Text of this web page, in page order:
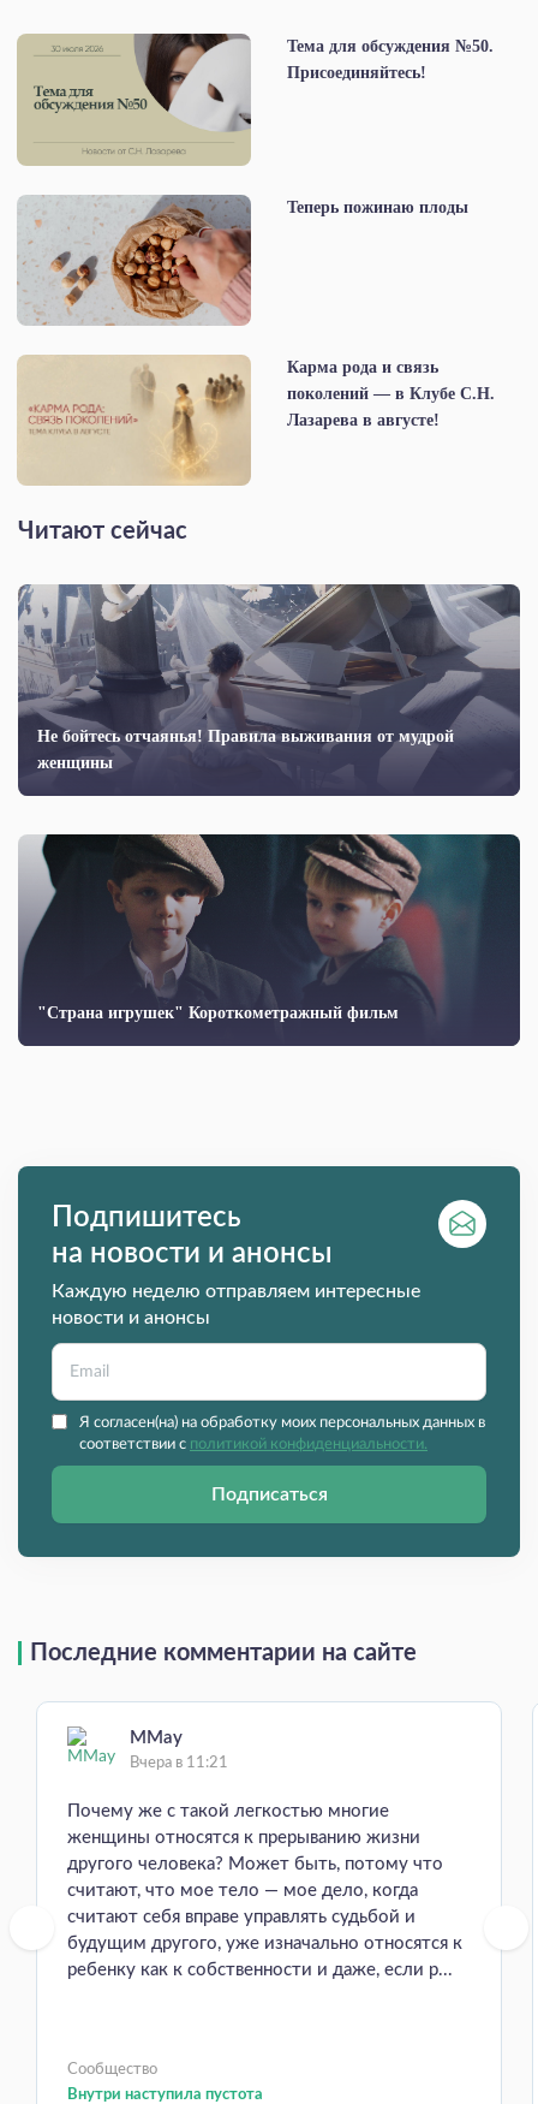
Тема для обсуждения №50.
Присоединяйтесь!
Теперь пожинаю плоды
Карма рода и связь
поколений — в Клубе С.Н.
Лазарева в августе!
Читают сейчас
Не бойтесь отчаянья! Правила выживания от мудрой
женщины
"Страна игрушек" Короткометражный фильм
Подпишитесь
на новости и анонсы
Каждую неделю отправляем интересные
новости и анонсы
Я согласен(на) на обработку моих персональных данных в
соответствии с политикой конфиденциальности.
Подписаться
Последние комментарии на сайте
MMay
Вчера в 11:21
Почему же с такой легкостью многие
женщины относятся к прерыванию жизни
другого человека? Может быть, потому что
считают, что мое тело — мое дело, когда
считают себя вправе управлять судьбой и
будущим другого, уже изначально относятся к
ребенку как к собственности и даже, если р...
Сообщество
Внутри наступила пустота